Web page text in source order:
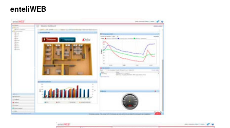
enteliWEB